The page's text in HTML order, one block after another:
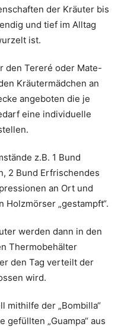
der Kräuter bis
und tief im Alltag
ist.
den Tereré oder Mate-
Kräutermädchen an
angeboten die je
eine individuelle
z.B. 1 Bund
2 Bund Erfrischendes
an Ort und
Holzmörser „gestampft“.
werden dann in den
Thermobehälter
den Tag verteilt der
wird.
mithilfe der „Bombilla“
gefüllten „Guampa“ aus